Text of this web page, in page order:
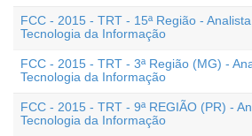
FCC - 2015 - TRT - 15ª Região -
Tecnologia da Informação
FCC - 2015 - TRT - 3ª Região (MG) -
Tecnologia da Informação
FCC - 2015 - TRT - 9ª REGIÃO (PR) -
Tecnologia da Informação